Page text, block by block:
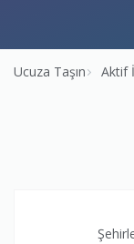
Ucuza Taşın Aktif